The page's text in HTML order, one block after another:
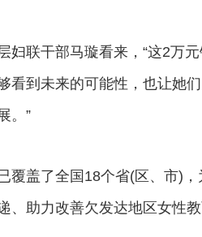
联干部马璇看来，“这2万元
看到未来的可能性，也让她
。”
盖了全国18个省(区、市)，
、助力改善欠发达地区女性